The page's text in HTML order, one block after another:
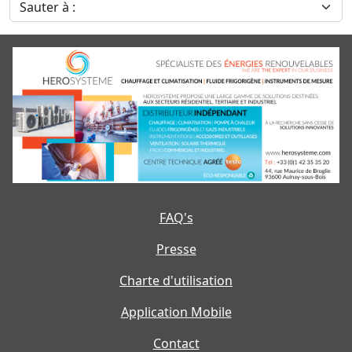
FAQ's
Presse
Charte d'utilisation
Application Mobile
Contact